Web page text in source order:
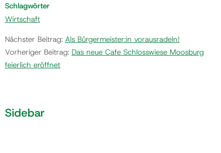
Schlagwörter
Wirtschaft
Nächster Beitrag: Als Bürgermeister:in vorausradeln!
Vorheriger Beitrag: Das neue Cafe Schlosswiese Moosburg
feierlich eröffnet
Sidebar